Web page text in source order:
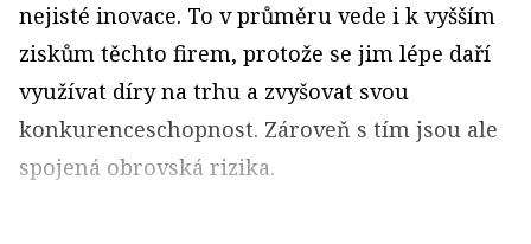
nejisté inovace. To v průměru vede i k vyšším
ziskům těchto firem, protože se jim lépe daří
využívat díry na trhu a zvyšovat svou
konkurenceschopnost. Zároveň s tím jsou ale
spojená obrovská rizika.